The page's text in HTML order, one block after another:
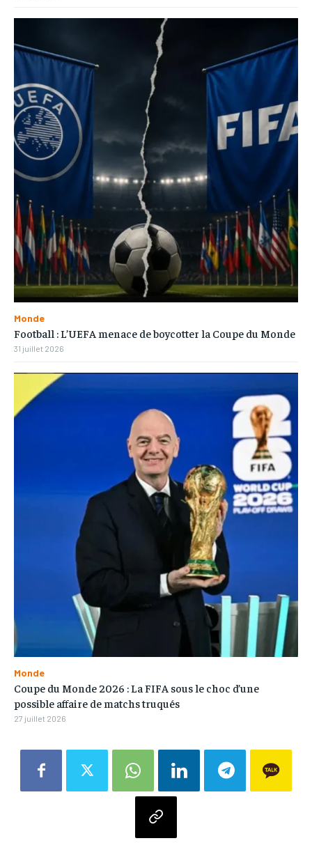
Monde
Football : L’UEFA menace de boycotter la Coupe du Monde
31 juillet 2026
Monde
Coupe du Monde 2026 : La FIFA sous le choc d’une
possible affaire de matchs truqués
27 juillet 2026